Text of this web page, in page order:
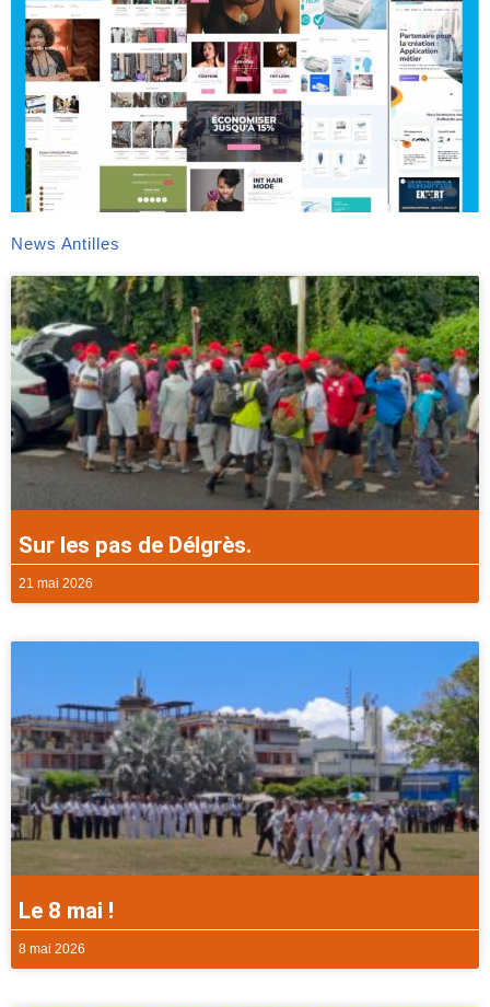
News Antilles
Sur les pas de Délgrès.
21 mai 2026
Le 8 mai !
8 mai 2026